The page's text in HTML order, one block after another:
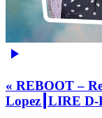
« REBOOT –
Lopez┃LIRE